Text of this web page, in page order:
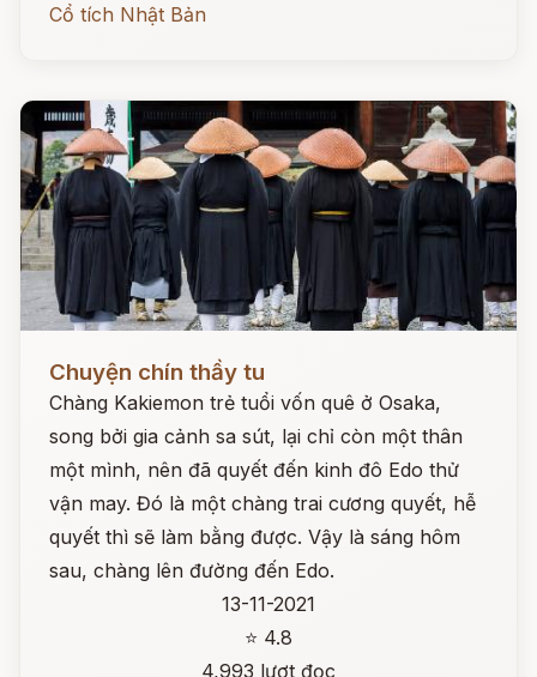
Cổ tích Nhật Bản
Chuyện chín thầy tu
Chàng Kakiemon trẻ tuổi vốn quê ở Osaka,
song bởi gia cảnh sa sút, lại chỉ còn một thân
một mình, nên đã quyết đến kinh đô Edo thử
vận may. Đó là một chàng trai cương quyết, hễ
quyết thì sẽ làm bằng được. Vậy là sáng hôm
sau, chàng lên đường đến Edo.
13-11-2021
⭐ 4.8
4,993 lượt đọc